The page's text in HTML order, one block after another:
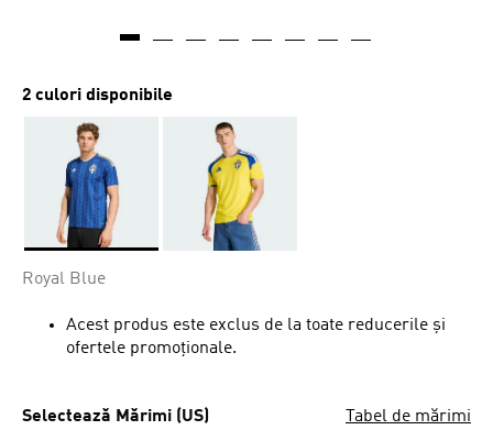
2 culori disponibile
Royal Blue
Acest produs este exclus de la toate reducerile și
ofertele promoționale.
Selectează Mărimi (US) Tabel de mărimi